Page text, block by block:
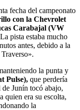
fecha del campeonato
con la Chevrolet
Carabajal (VW
La pista estaba mucho
antes, debido a la
la punta y
Pulse), que perdería
Junín tocó abajo,
quien era su escolta,
la